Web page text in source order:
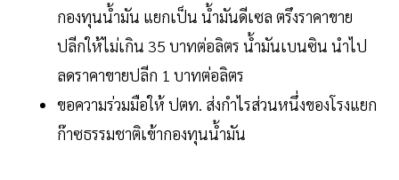
กองทุนน้ำมัน แยกเป็น น้ำมันดีเซล ตรึงราคาขาย
ปลีกให้ไม่เกิน 35 บาทต่อลิตร น้ำมันเบนซิน นำไป
ลดราคาขายปลีก 1 บาทต่อลิตร
ขอความร่วมมือให้ ปตท. ส่งกำไรส่วนหนึ่งของโรงแยก
ก๊าซธรรมชาติเข้ากองทุนน้ำมัน